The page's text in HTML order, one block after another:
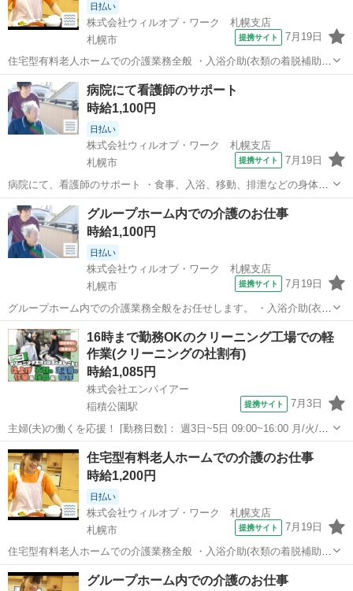
日払い
株式会社ウィルオブ・ワーク 札幌支店
札幌市
提携サイト 7月19日
住宅型有料老人ホームでの介護業務全般 ・入浴介助(衣類の着脱補助、
洗髪、洗顔、体洗い補助など) ・食事介助(食事摂取のサポート、声掛
け、見守り、配膳など) ・排泄介助(トイレへの誘導、見守り、おむつ
交換など) ・環境整備(居...
北海道 札幌市 その他
病院にて看護師のサポート
時給1,100円
日払い
株式会社ウィルオブ・ワーク 札幌支店
札幌市
提携サイト 7月19日
病院にて、看護師のサポート ・食事、入浴、移動、排泄などの身体介
助 ・病室のシーツ交換、清掃、環境整備 ・事務作業の補助業務 ・伝
票やカルテの運搬 ・備品、器具の確認 など 「できるか不安・・・」
「未経験者だけど大丈夫か...
北海道 札幌市 その他
グループホーム内での介護のお仕事
時給1,100円
日払い
株式会社ウィルオブ・ワーク 札幌支店
札幌市
提携サイト 7月19日
グループホーム内での介護業務全般をお任せします。 ・入浴介助(衣類
の着脱補助、洗髪、洗顔、体洗い補助など) ・食事介助(食事摂取のサ
ポート、声掛け、見守り、配膳など) ・排泄介助(トイレへの誘導、見
守り、おむつ交換など) ...
北海道 札幌市 その他
16時まで勤務OKのクリーニング工場での軽
作業(クリーニングの社割有)
時給1,085円
株式会社エンパイアー
稲積公園駅
提携サイト 7月3日
主婦(夫)の働くを応援！ [勤務日数]： 週3日~5日 09:00~16:00 月/火/水/
木/金/土/日 などから選べます [勤務地・最寄駅]： 北海道札幌市手稲区
富丘3条5丁目1-47 エンパイアー 富丘工場 稲積公...
北海道 札幌市 稲積公園駅
住宅型有料老人ホームでの介護のお仕事
時給1,200円
日払い
株式会社ウィルオブ・ワーク 札幌支店
札幌市
提携サイト 7月19日
住宅型有料老人ホームでの介護業務全般 ・入浴介助(衣類の着脱補助、
洗髪、洗顔、体洗い補助など) ・食事介助(食事摂取のサポート、声掛
け、見守り、配膳など) ・排泄介助(トイレへの誘導、見守り、おむつ
北海道 札幌市 その他
グループホーム内での介護のお仕事